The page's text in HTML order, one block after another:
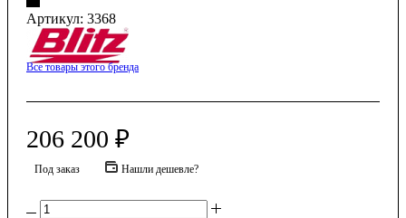
Артикул: 3368
Все товары этого бренда
206 200 ₽
Под заказ Нашли дешевле?